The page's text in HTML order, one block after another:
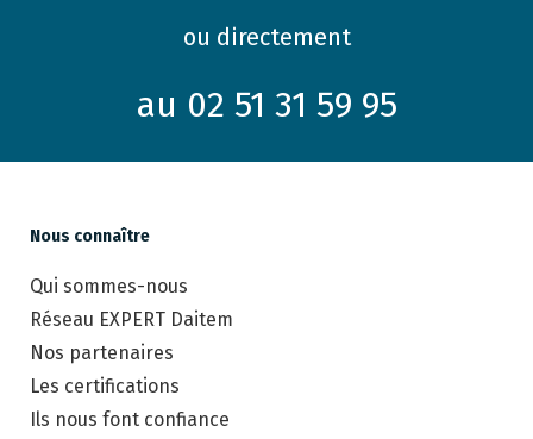
ou directement
au 02 51 31 59 95
Nous connaître
Qui sommes-nous
Réseau EXPERT Daitem
Nos partenaires
Les certifications
Ils nous font confiance